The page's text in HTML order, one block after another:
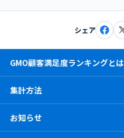
シェア
GMO顧客満足度ランキングとは
集計方法
お知らせ